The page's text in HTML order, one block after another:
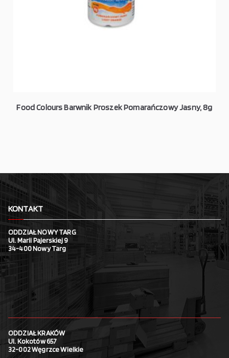
Food Colours Barwnik Proszek Pomarańczowy Jasny, 8g
KONTAKT
ODDZIAŁ NOWY TARG
Ul. Marii Pajerskiej 9
34-400 Nowy Targ
ODDZIAŁ KRAKÓW
Ul. Kokotów 657
32-002 Węgrzce Wielkie